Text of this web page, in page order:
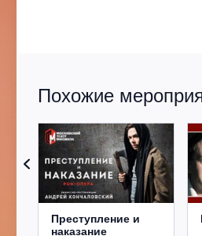
Похожие
Преступление и
наказание